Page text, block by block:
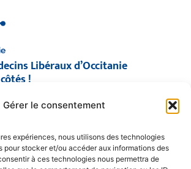
Gérer le consentement
expériences, nous utilisons des technologies
pour stocker et/ou accéder aux informations des
à ces technologies nous permettra de
Libéraux d’Occitanie
!
Albert Einstein, 34000 Montpellier
| 08h30 – 17h30